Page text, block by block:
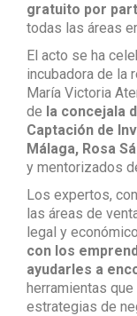
gratuito por
todas las áreas
El acto se ha
incubadora de la
María Victoria
de la concejala
Captación de
Málaga, Rosa
y mentorizados
Los expertos,
las áreas de
legal y
con los
ayudarles a
herramientas
estrategias de